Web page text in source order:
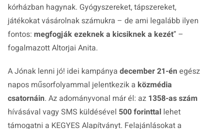
kórházban hagynak. Gyógyszereket, tápszereket,
játékokat vásárolnak számukra – de ami legalább ilyen
fontos: megfogják ezeknek a kicsiknek a kezét” –
fogalmazott Altorjai Anita.
AJónak lenni jó! idei kampánya december 21-én egész
napos műsorfolyammal jelentkezik a közmédia
csatornáin. Az adományvonal már él: az 1358-as szám
hívásával vagy SMS küldésével 500 forinttal lehet
támogatni a KEGYES Alapítványt. Felajánlásokat a